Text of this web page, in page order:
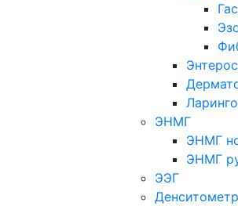
ЭНМГ
ЭНМГ
ЭНМГ
ЭЭГ